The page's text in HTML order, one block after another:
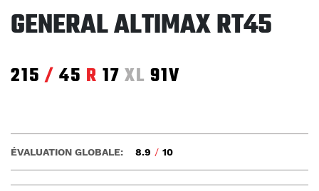
GENERAL ALTIMAX RT45
215 / 45 R 17 XL 91V
ÉVALUATION GLOBALE: 8.9 / 10